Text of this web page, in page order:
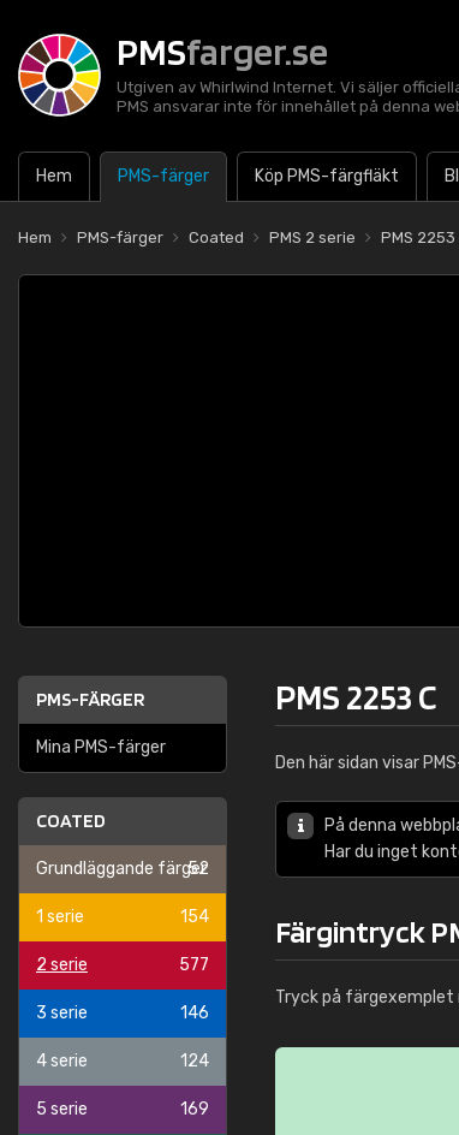
PMSfarger.se
Utgiven av Whirlwind Internet. Vi säljer
PMS ansvarar inte för innehållet på denna
Hem PMS-färger Köp PMS-färgfläkt
Hem PMS-färger Coated PMS 2 serie PMS 2253
PMS-FÄRGER
Mina PMS-färger
COATED
Grundläggande färger
52
1 serie 154
2 serie 577
3 serie 146
4 serie 124
5 serie 169
PMS 2253 C
Den här sidan visar
På denna
Har du inget
Färgintryck
Tryck på